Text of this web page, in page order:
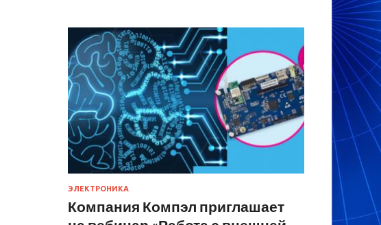
ЭЛЕКТРОНИКА
Компания Компэл приглашает